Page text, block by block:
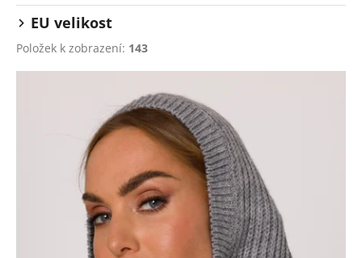
EU velikost
Položek k zobrazení: 143